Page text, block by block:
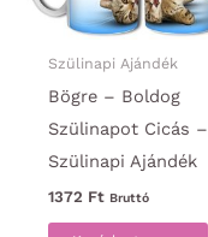
Szülinapi Ajándék
Bögre – Boldog
Szülinapot Cicás –
Szülinapi Ajándék
1372 Ft Bruttó